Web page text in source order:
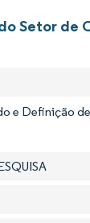
Setor de
e Definição